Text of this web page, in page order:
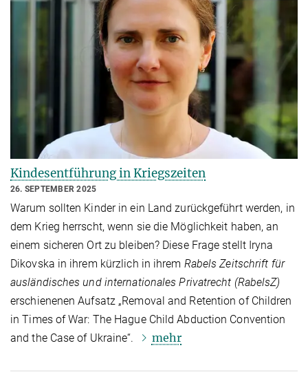
Kindesentführung in Kriegszeiten
26. SEPTEMBER 2025
Warum sollten Kinder in ein Land zurückgeführt werden, in
dem Krieg herrscht, wenn sie die Möglichkeit haben, an
einem sicheren Ort zu bleiben? Diese Frage stellt Iryna
Dikovska in ihrem kürzlich in ihrem Rabels Zeitschrift für
ausländisches und internationales Privatrecht (RabelsZ)
erschienenen Aufsatz „Removal and Retention of Children
in Times of War: The Hague Child Abduction Convention
and the Case of Ukraine“.
mehr